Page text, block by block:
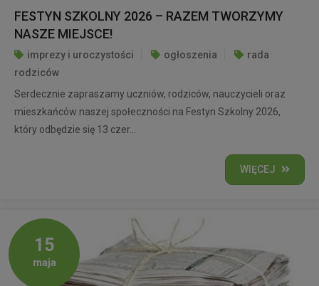
FESTYN SZKOLNY 2026 – RAZEM TWORZYMY
NASZE MIEJSCE!
imprezy i uroczystości ogłoszenia
rada
rodziców
Serdecznie zapraszamy uczniów, rodziców, nauczycieli oraz
mieszkańców naszej społeczności na Festyn Szkolny 2026,
który odbędzie się 13 czer...
WIĘCEJ
15
maja